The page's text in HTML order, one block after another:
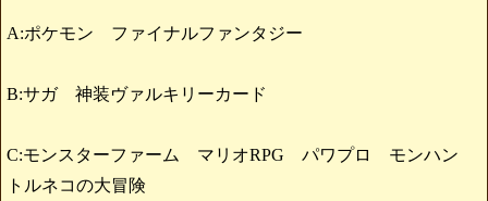
A:ポケモン ファイナルファンタジー
B:サガ 神装ヴァルキリーカード
C:モンスターファーム マリオRPG パワプロ モンハン
トルネコの大冒険